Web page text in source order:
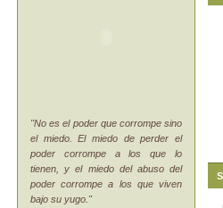
"No es el poder que corrompe sino
el miedo. El miedo de perder el
poder corrompe a los que lo
tienen, y el miedo del abuso del
poder corrompe a los que viven
bajo su yugo."